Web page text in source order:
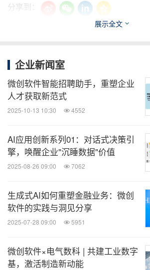
分享到：
展示全文
企业新闻室
微创软件智能招聘助手，重塑企业
人才获取新范式
2025-10-13 10:30 4552
AI应用创新系列01：对话式决策引
擎，唤醒企业"沉睡数据"价值
2025-08-26 09:00 7062
生成式AI如何重塑金融业务：微创
软件的实践与洞见分享
2025-07-28 09:00 5951
微创软件×电气数科 | 共建工业数字
基，激活制造新动能